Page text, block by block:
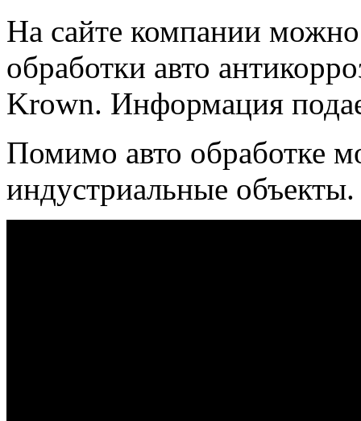
На сайте компании можно
обработки авто
Krown. Информация
Помимо авто обработке
индустриальные объекты.